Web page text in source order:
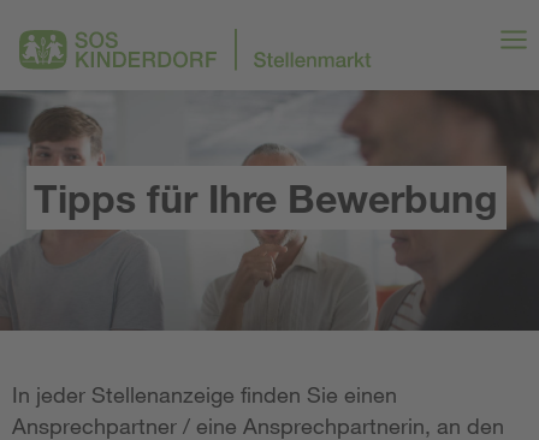
Tipps für Ihre Bewerbung
In jeder Stellenanzeige finden Sie einen
Ansprechpartner / eine Ansprechpartnerin, an den